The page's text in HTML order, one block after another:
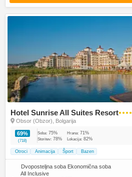
Hotel Sunrise All Suites Resort●●●●
Obsor (Obzor), Bolgarija
69%
(718)
Soba: 75% Hrana: 71%
Storitev: 78% Lokacija: 82%
Otroci Animacija Šport Bazen
Dvoposteljna soba Ekonomična soba
All Inclusive